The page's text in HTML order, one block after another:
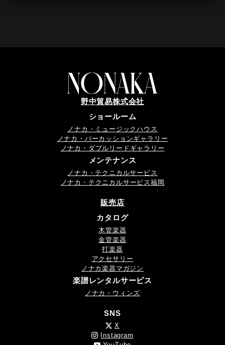
野中貿易株式会社
ショールーム
ノナカ・ミュージックハウス
ノナカ・パーカッションギャラリー
ノナカ・ダブルリードギャラリー
メンテナンス
ノナカ・テクニカルサービス
ノナカ・テクニカルサービス福岡
販売店
カタログ
木管楽器
金管楽器
打楽器
アクセサリー
ノナカ楽器マガジン
楽譜レンタルサービス
ノナカ・ウィンズ
SNS
X
Instagram